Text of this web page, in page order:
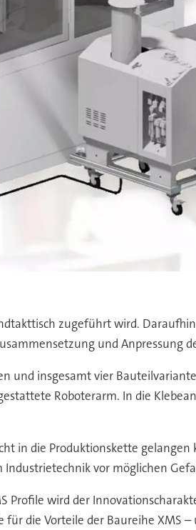
zugeführt wird.
und Anpressung
und insgesamt vier
Roboterarm. In die
in die Produktionskette
Industrietechnik vor möglichen
Profile wird der
die Vorteile der Baureihe XMS –